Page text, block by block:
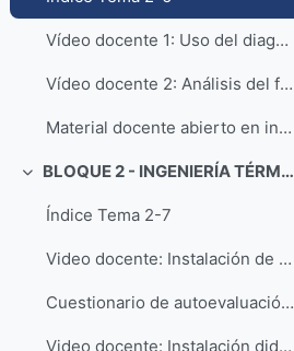
Vídeo docente 1: Uso del diagrama psicrométrico
Vídeo docente 2: Análisis del funcionamiento de un enfriador evaporativo
Material docente abierto en inglés: Mezclas no reactivas de gases ideales y psicrometría (Fuente: Moran, Shapiro, Boettner, Bailey - Fundamentals of Engineering Thermodynamics, 8th Edition)
Colapsar BLOQUE 2 - INGENIERÍA TÉRMICA: Tema 7. Instalaciones de climatización
Índice Tema 2-7
Video docente: Instalación de climatización Edificio Betancourt-Campus Río Ebro
Cuestionario de autoevaluación - Instalación climatización Edif. Betancourt
Video docente: Instalación didáctica de climatización (Nave 2-Edif. Betancourt-Campus Río Ebro)